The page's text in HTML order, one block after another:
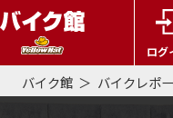
ログ
バイク館 バイクレポ